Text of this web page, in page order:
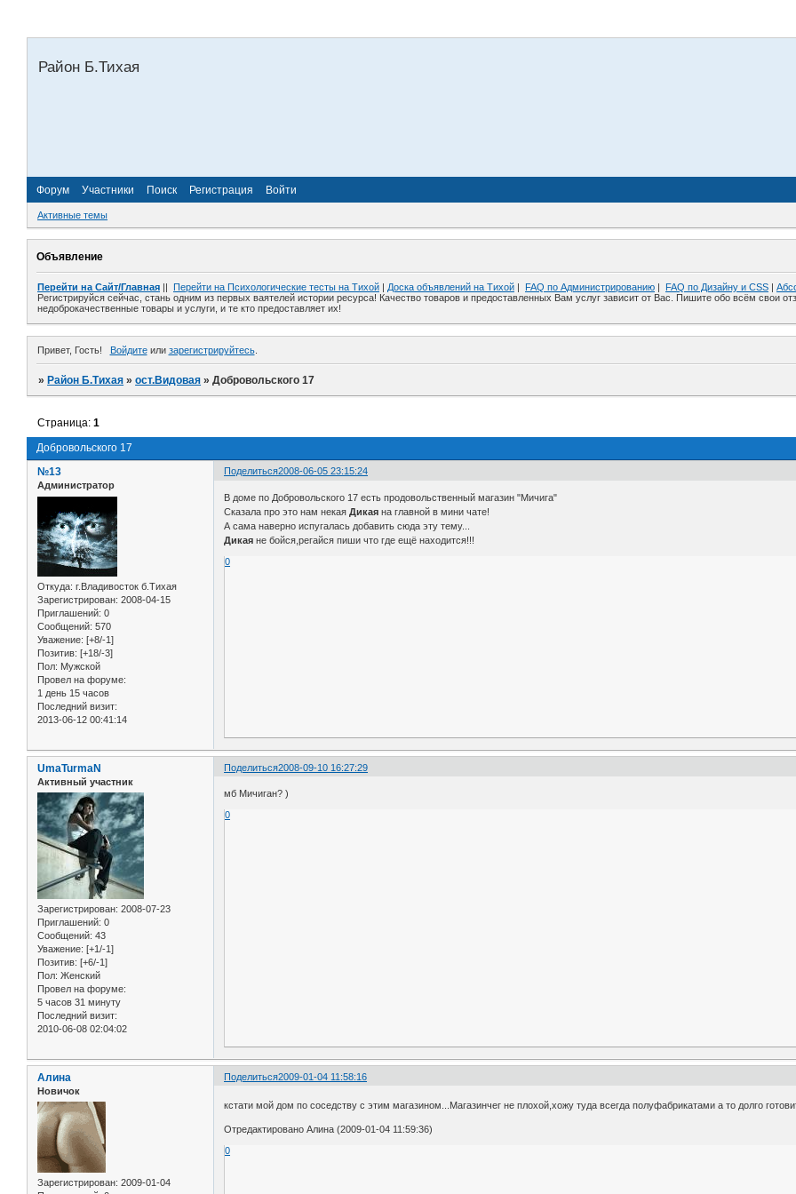
Район Б.Тихая
Форум Участники Поиск Регистрация Войти
Активные темы
Объявление
Перейти на Сайт/Главная Перейти на Психологические тесты на Тихой Доска объявлений на Тихой FAQ по Администрированию FAQ по Дизайну и СSS
Регистрируйся сейчас, стань одним из первых ваятелей истории ресурса! Качество товаров и предоставленных Вам услуг зависит от Вас. Пишите обо всём свои
недоброкачественные товары и услуги, и те кто предоставляет их!
Привет, Гость! Войдитеили зарегистрируйтесь.
» Район Б.Тихая »ост.Видовая »Добровольского 17
Добровольского 17
Страница:1
Поделиться2008-06-05 23:15:24
№13
Администратор
Откуда: г.Владивосток б.Тихая
Зарегистрирован: 2008-04-15
Приглашений: 0
Сообщений: 570
Уважение: [+8/-1]
Позитив: [+18/-3]
Пол: Мужской
Провел на форуме:
1 день 15 часов
Последний визит:
2013-06-12 00:41:14
В доме по Добровольского 17 есть продовольственный магазин "Мичига"
Сказала про это нам некаяДикая на главной в мини чате!
А сама наверно испугалась добавить сюда эту тему...
Дикая не бойся,регайся пиши что где ещё находится!!!
0
Поделиться2008-09-10 16:27:29
UmaTurmaN
Активный участник
Зарегистрирован: 2008-07-23
Приглашений: 0
Сообщений: 43
Уважение: [+1/-1]
Позитив: [+6/-1]
Пол: Женский
Провел на форуме:
5 часов 31 минуту
Последний визит:
2010-06-08 02:04:02
мб Мичиган? )
0
Поделиться2009-01-04 11:58:16
Алина
Новичок
Зарегистрирован: 2009-01-04
кстати мой дом по соседству с этим магазином...Магазинчег не плохой,хожу туда всегда полуфабрикатами а то долго
Отредактировано Алина (2009-01-04 11:59:36)
0